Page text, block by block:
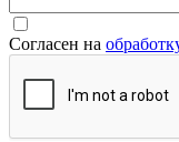
Согласен на